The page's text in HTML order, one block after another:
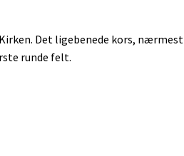
Det ligebenede kors, nærmest
runde felt.